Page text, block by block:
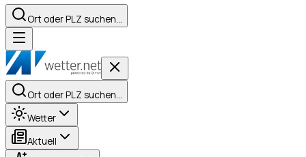
Ort oder PLZ suchen…
Ort oder PLZ suchen…
Wetter
Aktuell